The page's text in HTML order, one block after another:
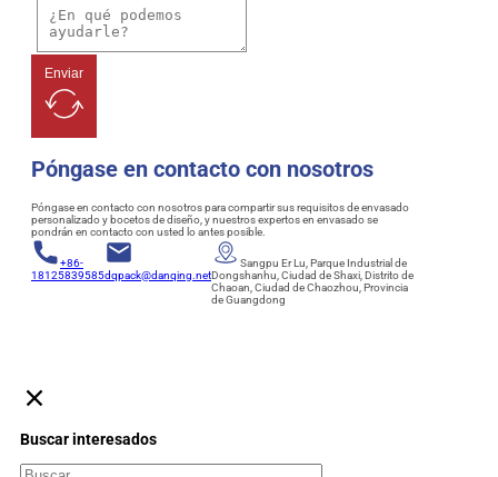
Enviar
Póngase en contacto con nosotros
Póngase en contacto con nosotros para compartir sus requisitos de envasado
personalizado y bocetos de diseño, y nuestros expertos en envasado se
pondrán en contacto con usted lo antes posible.
+86-
18125839585dqpack@danqing.net
Sangpu Er Lu, Parque Industrial de
Dongshanhu, Ciudad de Shaxi, Distrito de
Chaoan, Ciudad de Chaozhou, Provincia
de Guangdong
Buscar interesados
Buscar